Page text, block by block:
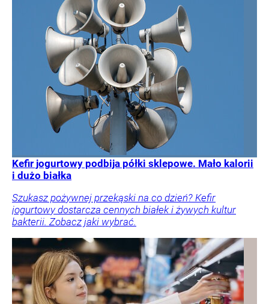
Kefir jogurtowy podbija półki sklepowe. Mało kalorii
i dużo białka
Szukasz pożywnej przekąski na co dzień? Kefir
jogurtowy dostarcza cennych białek i żywych kultur
bakterii. Zobacz jaki wybrać.